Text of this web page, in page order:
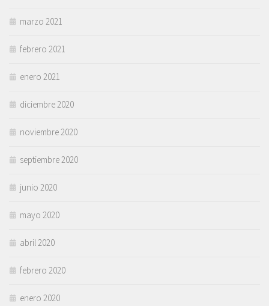
marzo 2021
febrero 2021
enero 2021
diciembre 2020
noviembre 2020
septiembre 2020
junio 2020
mayo 2020
abril 2020
febrero 2020
enero 2020